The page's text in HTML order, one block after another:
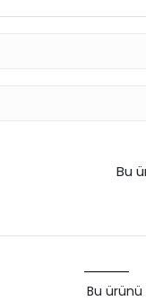
Bu
Bu ürünü